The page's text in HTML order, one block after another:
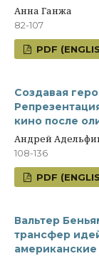
Анна Ганжа
82-107
PDF
Создавая
кино после
Андрей
108-136
PDF
Вальтер
трансфер